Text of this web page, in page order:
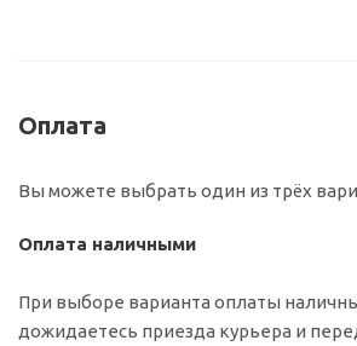
Оплата
Вы можете выбрать один из трёх
Оплата наличными
При выборе варианта оплаты
дожидаетесь приезда курьера и